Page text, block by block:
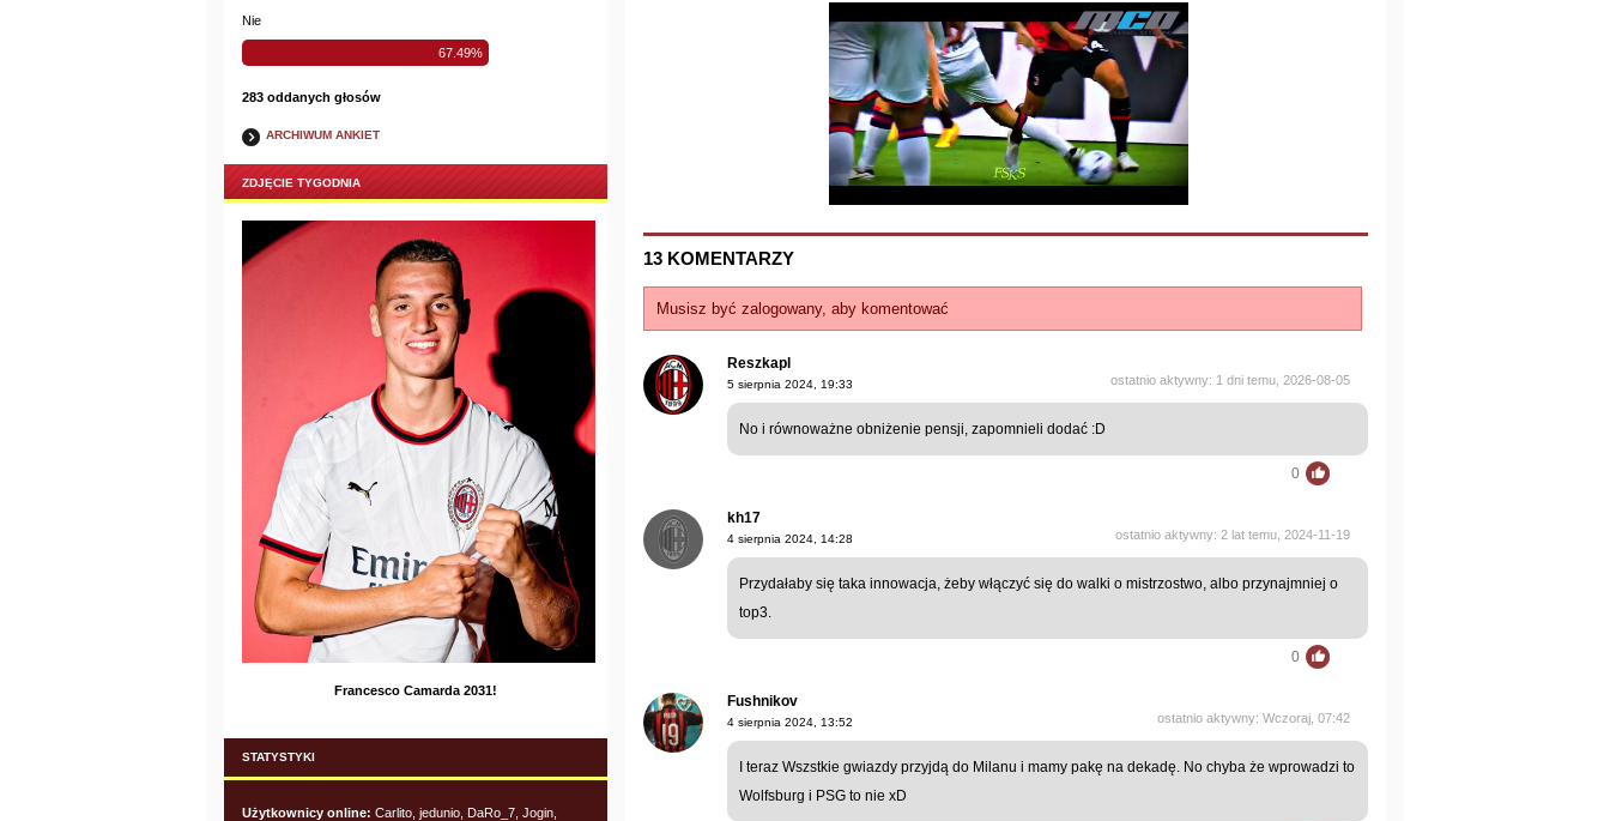
Nie
67.49%
283 oddanych głosów
ARCHIWUM ANKIET
ZDJĘCIE TYGODNIA
Francesco Camarda 2031!
STATYSTYKI
Użytkownicy online: Carlito, jedunio, DaRo_7, Jogin,
13 KOMENTARZY
Musisz być zalogowany, aby komentować
Reszkapl
ostatnio aktywny: 1 dni temu, 2026-08-05
5 sierpnia 2024, 19:33
No i równoważne obniżenie pensji, zapomnieli dodać :D
0
kh17
ostatnio aktywny: 2 lat temu, 2024-11-19
4 sierpnia 2024, 14:28
Przydałaby się taka innowacja, żeby włączyć się do walki o mistrzostwo, albo przynajmniej o
top3.
0
Fushnikov
ostatnio aktywny: Wczoraj, 07:42
4 sierpnia 2024, 13:52
I teraz Wszstkie gwiazdy przyjdą do Milanu i mamy pakę na dekadę. No chyba że wprowadzi to
Wolfsburg i PSG to nie xD